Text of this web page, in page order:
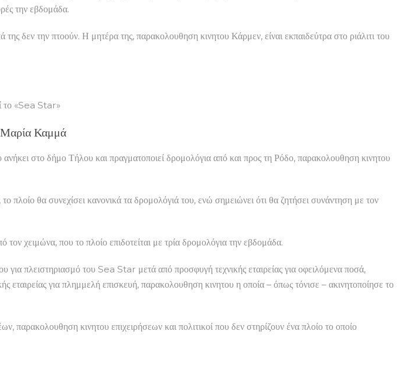
την εβδομάδα.
δεν την πτοούν. Η μητέρα της, παρακολουθηση κινητου Κάρμεν, είναι εκπαιδεύτρα στο ριάλιτι του
το «Sea Star»
Μαρία Καμμά
στο δήμο Τήλου και πραγματοποιεί δρομολόγια από και προς τη Ρόδο, παρακολουθηση κινητου
θα συνεχίσει κανονικά τα δρομολόγιά του, ενώ σημειώνει ότι θα ζητήσει συνάντηση με τον
χειμώνα, που το πλοίο επιδοτείται με τρία δρομολόγια την εβδομάδα.
πλειστηριασμό του Sea Star μετά από προσφυγή τεχνικής εταιρείας για οφειλόμενα ποσά,
εταιρείας για πλημμελή επισκευή, παρακολουθηση κινητου η οποία – όπως τόνισε – ακινητοποίησε το
παρακολουθηση κινητου επιχειρήσεων και πολιτικοί που δεν στηρίζουν ένα πλοίο το οποίο